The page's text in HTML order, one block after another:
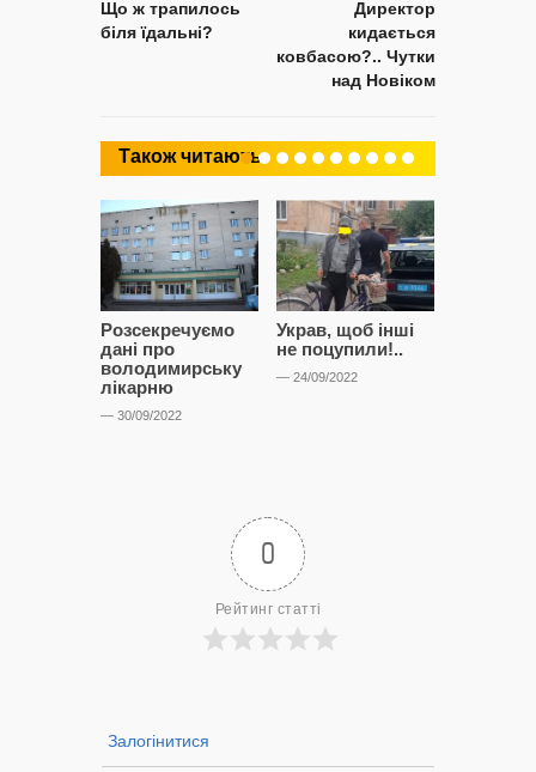
Що ж трапилось
біля їдальні?
Директор
кидається
ковбасою?.. Чутки
над Новіком
Також читають
Розсекречуємо
дані про
володимирську
лікарню
— 30/09/2022
Украв, щоб інші
не поцупили!..
— 24/09/2022
0
Рейтинг статті
Залогінитися